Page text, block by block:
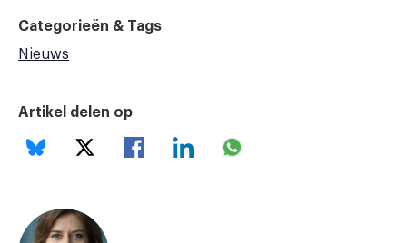
Categorieën & Tags
Nieuws
Artikel delen op